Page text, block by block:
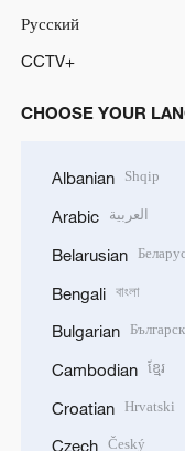
Русский
CCTV+
CHOOSE YOUR
Albanian Shqip
Arabic العربية
Belarusian
Bengali বাংলা
Bulgarian
Cambodian ខ្មែរ
Croatian Hrvatski
Czech Český